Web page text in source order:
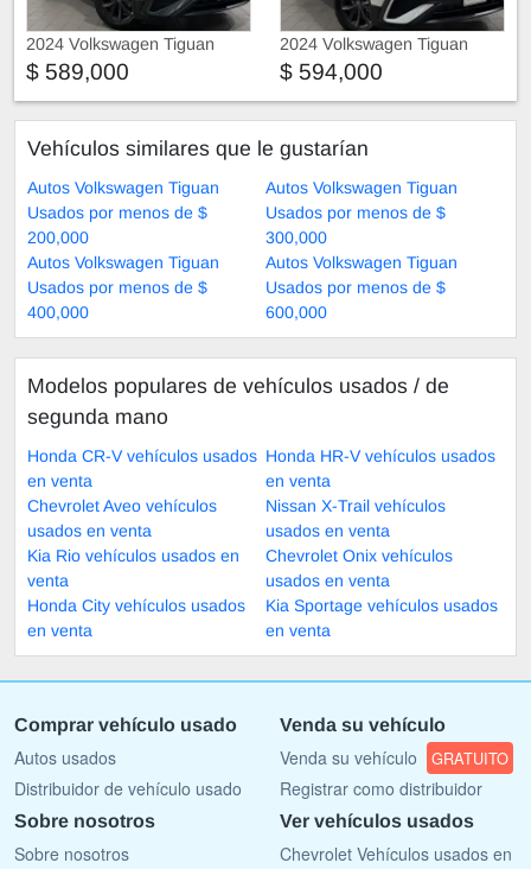
2024 Volkswagen Tiguan
$ 589,000
2024 Volkswagen Tiguan
$ 594,000
Vehículos similares que le gustarían
Autos Volkswagen Tiguan
Usados por menos de $
200,000
Autos Volkswagen Tiguan
Usados por menos de $
300,000
Autos Volkswagen Tiguan
Usados por menos de $
400,000
Autos Volkswagen Tiguan
Usados por menos de $
600,000
Modelos populares de vehículos usados ​​/ de
segunda mano
Honda CR-V vehículos usados
en venta
Honda HR-V vehículos usados
en venta
Chevrolet Aveo vehículos
usados en venta
Nissan X-Trail vehículos
usados en venta
Kia Rio vehículos usados en
venta
Chevrolet Onix vehículos
usados en venta
Honda City vehículos usados
en venta
Kia Sportage vehículos usados
en venta
Comprar vehículo usado
Autos usados
Distribuidor de vehículo usado
Venda su vehículo
Venda su vehículo GRATUITO
Registrar como distribuidor
Sobre nosotros
Sobre nosotros
Ver vehículos usados
Chevrolet Vehículos usados en